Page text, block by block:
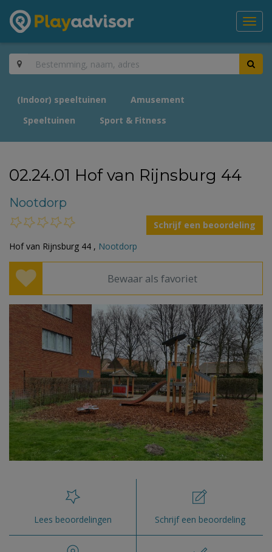
(Indoor) speeltuinen
Amusement
Speeltuinen
Sport & Fitness
02.24.01 Hof van Rijnsburg 44
Nootdorp
Schrijf een beoordeling
Hof van Rijnsburg 44 , Nootdorp
Bewaar als favoriet
Lees beoordelingen Schrijf een beoordeling